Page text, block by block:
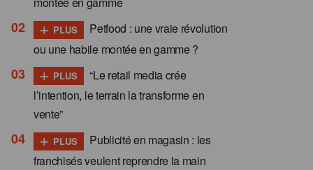
+ PLUS
Petfood : une vraie révolution
ou une habile montée en gamme ?
+ PLUS
“Le retail media crée
l’intention, le terrain la transforme en
vente”
+ PLUS
Publicité en magasin : les
franchisés veulent reprendre la main